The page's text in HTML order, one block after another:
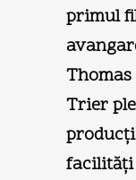
primul
Trier
facilităţi